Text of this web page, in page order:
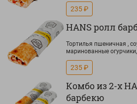
235 ₽
HANS ролл
Тортилья пшеничная ,
маринованные
235 ₽
Комбо из 2-х
барбекю